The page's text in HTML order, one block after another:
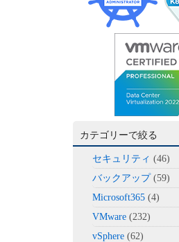
カテゴリーで絞る
セキュリティ (46)
バックアップ(59)
Microsoft365 (4)
VMware (232)
vSphere (62)